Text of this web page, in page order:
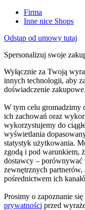
Firma
Inne nice Shops
Odstąp od umowy tutaj
Spersonalizuj swoje
Wyłącznie za Twoją
innych technologii, aby
doświadczenie zakupowe.
W tym celu gromadzimy
ich zachowań oraz
wykorzystujemy do
wyświetlania
statystyk użytkowania.
zgodą i pod warunkiem,
dostawcy – porównywać
zewnętrznych
pośrednictwem ich
Prosimy o zapoznanie
prywatności przed